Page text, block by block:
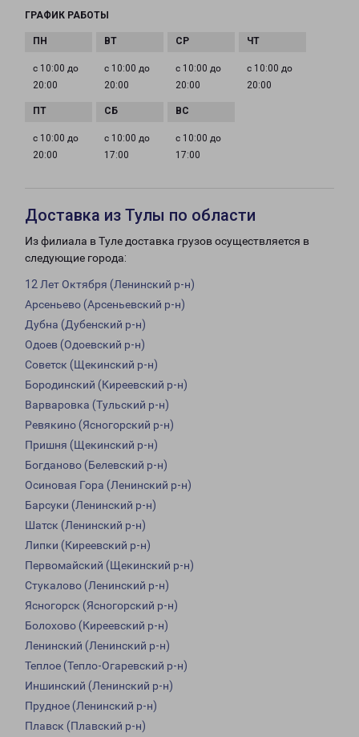
ГРАФИК РАБОТЫ
с 10:00 до
20:00
с 10:00 до
20:00
с 10:00 до
20:00
с 10:00 до
20:00
с 10:00 до
20:00
с 10:00 до
17:00
с 10:00 до
17:00
Доставка из Тулы по области
Из филиала в Туле доставка грузов осуществляется в
следующие города:
12 Лет Октября (Ленинский р-н)
Арсеньево (Арсеньевский р-н)
Дубна (Дубенский р-н)
Одоев (Одоевский р-н)
Советск (Щекинский р-н)
Бородинский (Киреевский р-н)
Варваровка (Тульский р-н)
Ревякино (Ясногорский р-н)
Пришня (Щекинский р-н)
Богданово (Белевский р-н)
Осиновая Гора (Ленинский р-н)
Барсуки (Ленинский р-н)
Шатск (Ленинский р-н)
Липки (Киреевский р-н)
Первомайский (Щекинский р-н)
Стукалово (Ленинский р-н)
Ясногорск (Ясногорский р-н)
Болохово (Киреевский р-н)
Ленинский (Ленинский р-н)
Теплое (Тепло-Огаревский р-н)
Иншинский (Ленинский р-н)
Прудное (Ленинский р-н)
Плавск (Плавский р-н)